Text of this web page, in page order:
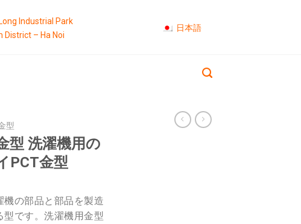
Industrial Park
District – Ha Noi
日本語
型
型 洗濯機用の
PCT金型
の部品と部品を製造
です。洗濯機用金型